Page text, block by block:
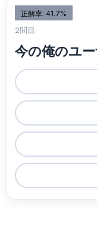
正解率: 41.7%
2問目:
今の俺のユ